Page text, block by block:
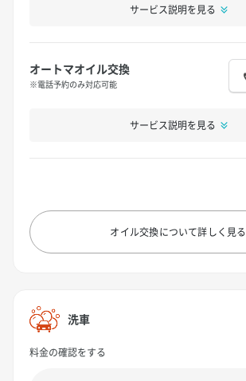
サービス説明を見る
オートマオイル交換
※電話予約のみ対応可能
サービス説明を見る
オイル交換について詳しく見る
洗車
料金の確認をする